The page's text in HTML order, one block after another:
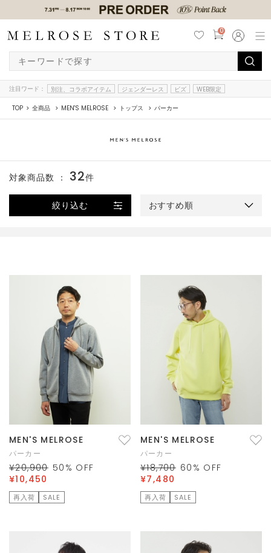
0
注目ワード： 別注、コラボアイテム ジェンダーレス ビズ WEB限定
TOP 全商品 MEN'S MELROSE トップス パーカー
絞り込む おすすめ順
対象商品数 ： 32件
MEN'S MELROSE
パーカー
¥20,900 50 % OFF
¥10,450
再入荷 SALE
MEN'S MELROSE
パーカー
¥18,700 60 % OFF
¥7,480
再入荷 SALE